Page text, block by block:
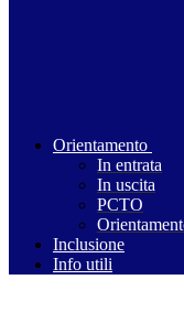
Orientamento
In entrata
In uscita
PCTO
Inclusione
Info utili